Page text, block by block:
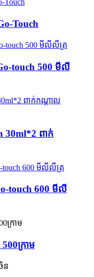
Touch
touch 500 មីលី
30ml*2 ពាក់
touch 600 មីលី
ក្រាម
ន